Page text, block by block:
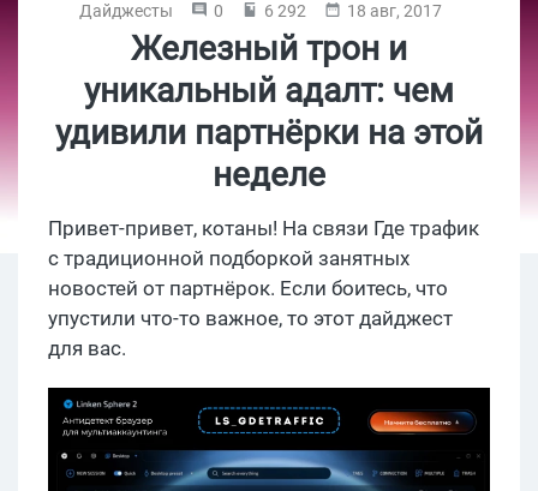
Дайджесты 0 6 292 18 авг, 2017
Железный трон и
уникальный адалт: чем
удивили партнёрки на этой
неделе
Привет-привет, котаны! На связи Где трафик
с традиционной подборкой занятных
новостей от партнёрок. Если боитесь, что
упустили что-то важное, то этот дайджест
для вас.